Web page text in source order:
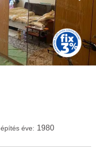
építés éve: 1980